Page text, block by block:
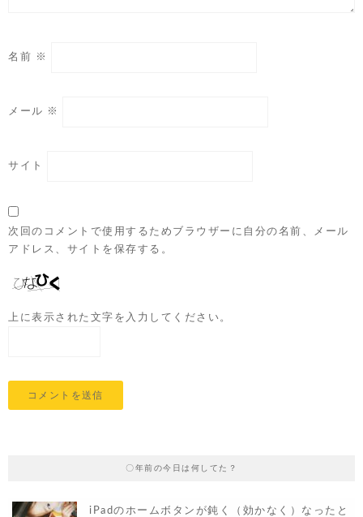
名前 ※
メール ※
サイト
次回のコメントで使用するためブラウザーに自分の名前、メール
アドレス、サイトを保存する。
上に表示された文字を入力してください。
〇年前の今日は何してた？
iPadのホームボタンが鈍く（効かなく）なったと